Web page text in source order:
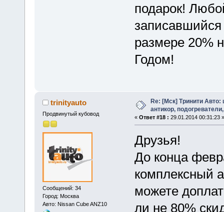
подарок!
записавшийся
размере 20%
Годом!
trinityauto
Продвинутый кубовод
Сообщений: 34
Город: Москва
Авто: Nissan Cube ANZ10
Re: [Мск] Тринити Авто:
антикор,
« Ответ #18 : 29.01.2014 00:31:23 »
Друзья!
До конца
комплексный
можете
ли не 80%